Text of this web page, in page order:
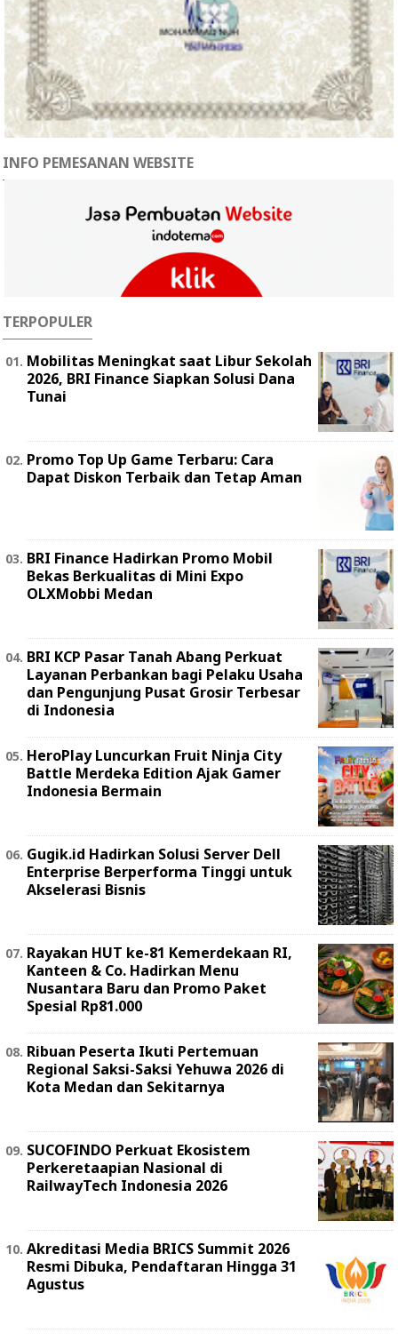
INFO PEMESANAN WEBSITE
TERPOPULER
Mobilitas Meningkat saat Libur Sekolah
2026, BRI Finance Siapkan Solusi Dana
Tunai
Promo Top Up Game Terbaru: Cara
Dapat Diskon Terbaik dan Tetap Aman
BRI Finance Hadirkan Promo Mobil
Bekas Berkualitas di Mini Expo
OLXMobbi Medan
BRI KCP Pasar Tanah Abang Perkuat
Layanan Perbankan bagi Pelaku Usaha
dan Pengunjung Pusat Grosir Terbesar
di Indonesia
HeroPlay Luncurkan Fruit Ninja City
Battle Merdeka Edition Ajak Gamer
Indonesia Bermain
Gugik.id Hadirkan Solusi Server Dell
Enterprise Berperforma Tinggi untuk
Akselerasi Bisnis
Rayakan HUT ke-81 Kemerdekaan RI,
Kanteen & Co. Hadirkan Menu
Nusantara Baru dan Promo Paket
Spesial Rp81.000
Ribuan Peserta Ikuti Pertemuan
Regional Saksi-Saksi Yehuwa 2026 di
Kota Medan dan Sekitarnya
SUCOFINDO Perkuat Ekosistem
Perkeretaapian Nasional di
RailwayTech Indonesia 2026
Akreditasi Media BRICS Summit 2026
Resmi Dibuka, Pendaftaran Hingga 31
Agustus